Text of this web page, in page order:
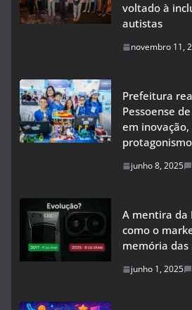
voltado à
autistas
novembro 11,
Prefeitura
Pessoense
em
junho 8, 2025
A mentira da
como o
memória das
junho 1, 2025